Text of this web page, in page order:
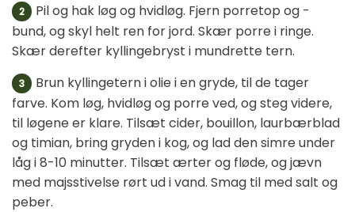
2
Pil og hak løg og hvidløg. Fjern porretop og -
bund, og skyl helt ren for jord. Skær porre i ringe.
Skær derefter kyllingebryst i mundrette tern.
3
Brun kyllingetern i olie i en gryde, til de tager
farve. Kom løg, hvidløg og porre ved, og steg videre,
til løgene er klare. Tilsæt cider, bouillon, laurbærblad
og timian, bring gryden i kog, og lad den simre under
låg i 8-10 minutter. Tilsæt ærter og fløde, og jævn
med majsstivelse rørt ud i vand. Smag til med salt og
peber.